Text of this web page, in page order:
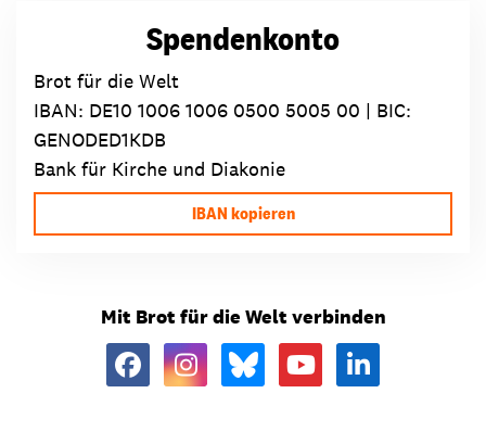
Spendenkonto
Brot für die Welt
IBAN: DE10 1006 1006 0500 5005 00 | BIC:
GENODED1KDB
Bank für Kirche und Diakonie
IBAN kopieren
Mit Brot für die Welt verbinden